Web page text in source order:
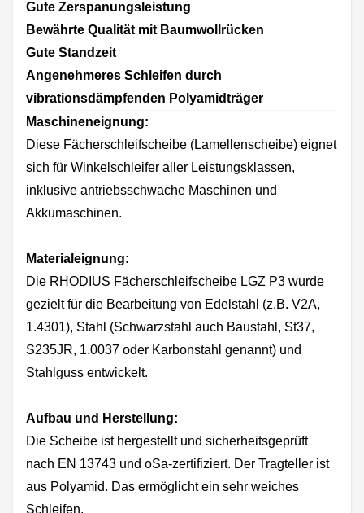
Gute Zerspanungsleistung
Bewährte Qualität mit Baumwollrücken
Gute Standzeit
Angenehmeres Schleifen durch
vibrationsdämpfenden Polyamidträger
Maschineneignung:
Diese Fächerschleifscheibe (Lamellenscheibe) eignet
sich für Winkelschleifer aller Leistungsklassen,
inklusive antriebsschwache Maschinen und
Akkumaschinen.
Materialeignung:
Die RHODIUS Fächerschleifscheibe LGZ P3 wurde
gezielt für die Bearbeitung von Edelstahl (z.B. V2A,
1.4301), Stahl (Schwarzstahl auch Baustahl, St37,
S235JR, 1.0037 oder Karbonstahl genannt) und
Stahlguss entwickelt.
Aufbau und Herstellung:
Die Scheibe ist hergestellt und sicherheitsgeprüft
nach EN 13743 und oSa-zertifiziert. Der Tragteller ist
aus Polyamid. Das ermöglicht ein sehr weiches
Schleifen.